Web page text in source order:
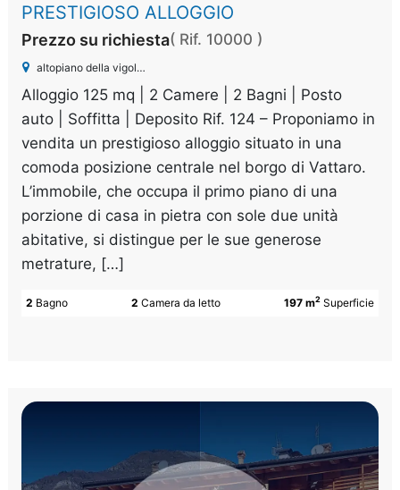
PRESTIGIOSO ALLOGGIO
Prezzo su richiesta( Rif. 10000 )
altopiano della vigolana
Alloggio 125 mq | 2 Camere | 2 Bagni | Posto
auto | Soffitta | Deposito Rif. 124 – Proponiamo in
vendita un prestigioso alloggio situato in una
comoda posizione centrale nel borgo di Vattaro.
L’immobile, che occupa il primo piano di una
porzione di casa in pietra con sole due unità
abitative, si distingue per le sue generose
metrature, […]
197 m2 Superficie
2 Camera da letto
2 Bagno